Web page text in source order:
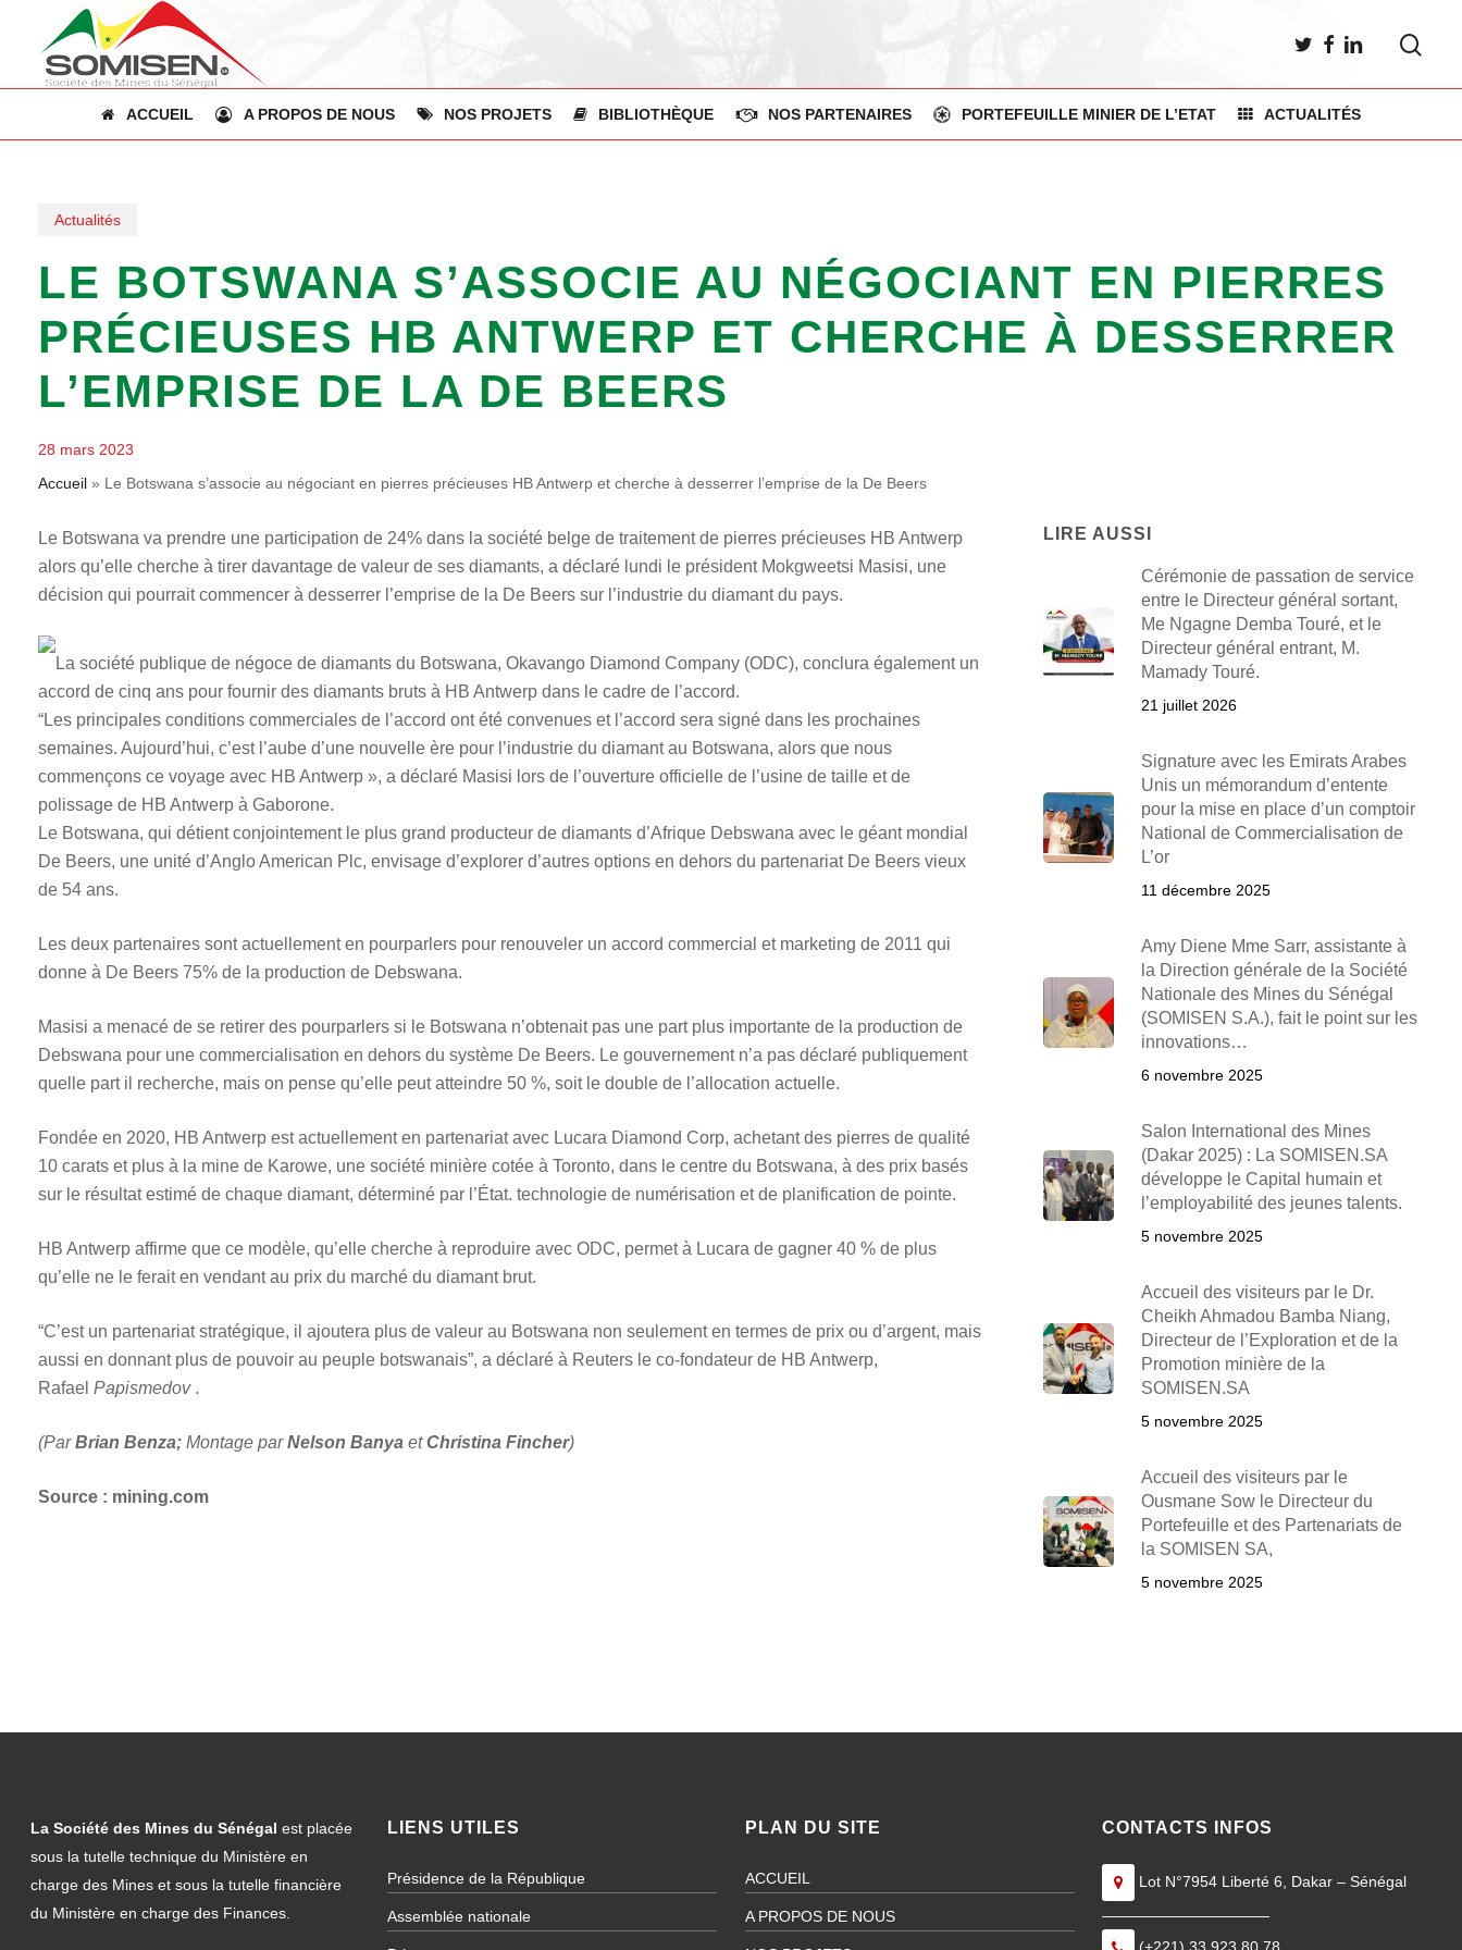
TWITTER
FACEBOOK
LINKEDIN
ACCUEIL A PROPOS DE NOUS NOS PROJETS BIBLIOTHÈQUE NOS PARTENAIRES PORTEFEUILLE MINIER DE L’ETAT ACTUALITÉS
Actualités
LE BOTSWANA S’ASSOCIE AU NÉGOCIANT EN PIERRES
PRÉCIEUSES HB ANTWERP ET CHERCHE À DESSERRER
L’EMPRISE DE LA DE BEERS
28 mars 2023
Accueil » Le Botswana s’associe au négociant en pierres précieuses HB Antwerp et cherche à desserrer l’emprise de la De Beers
Le Botswana va prendre une participation de 24% dans la société belge de traitement de pierres précieuses HB Antwerp
alors qu’elle cherche à tirer davantage de valeur de ses diamants, a déclaré lundi le président Mokgweetsi Masisi, une
décision qui pourrait commencer à desserrer l’emprise de la De Beers sur l’industrie du diamant du pays.
La société publique de négoce de diamants du Botswana, Okavango Diamond Company (ODC), conclura également un
accord de cinq ans pour fournir des diamants bruts à HB Antwerp dans le cadre de l’accord.
“Les principales conditions commerciales de l’accord ont été convenues et l’accord sera signé dans les prochaines
semaines. Aujourd’hui, c’est l’aube d’une nouvelle ère pour l’industrie du diamant au Botswana, alors que nous
commençons ce voyage avec HB Antwerp », a déclaré Masisi lors de l’ouverture officielle de l’usine de taille et de
polissage de HB Antwerp à Gaborone.
Le Botswana, qui détient conjointement le plus grand producteur de diamants d’Afrique Debswana avec le géant mondial
De Beers, une unité d’Anglo American Plc, envisage d’explorer d’autres options en dehors du partenariat De Beers vieux
de 54 ans.
Les deux partenaires sont actuellement en pourparlers pour renouveler un accord commercial et marketing de 2011 qui
donne à De Beers 75% de la production de Debswana.
Masisi a menacé de se retirer des pourparlers si le Botswana n’obtenait pas une part plus importante de la production de
Debswana pour une commercialisation en dehors du système De Beers. Le gouvernement n’a pas déclaré publiquement
quelle part il recherche, mais on pense qu’elle peut atteindre 50 %, soit le double de l’allocation actuelle.
Fondée en 2020, HB Antwerp est actuellement en partenariat avec Lucara Diamond Corp, achetant des pierres de qualité
10 carats et plus à la mine de Karowe, une société minière cotée à Toronto, dans le centre du Botswana, à des prix basés
sur le résultat estimé de chaque diamant, déterminé par l’État. technologie de numérisation et de planification de pointe.
HB Antwerp affirme que ce modèle, qu’elle cherche à reproduire avec ODC, permet à Lucara de gagner 40 % de plus
qu’elle ne le ferait en vendant au prix du marché du diamant brut.
“C’est un partenariat stratégique, il ajoutera plus de valeur au Botswana non seulement en termes de prix ou d’argent, mais
aussi en donnant plus de pouvoir au peuple botswanais”, a déclaré à Reuters le co-fondateur de HB Antwerp,
Rafael Papismedov.
(ParBrian Benza; Montage parNelson Banya etChristina Fincher)
Source : mining.com
LIRE AUSSI
Cérémonie de passation de service
entre le Directeur général sortant,
Me Ngagne Demba Touré, et le
Directeur général entrant, M.
Mamady Touré.
21 juillet 2026
Signature avec les Emirats Arabes
Unis un mémorandum d’entente
pour la mise en place d’un comptoir
National de Commercialisation de
L’or
11 décembre 2025
Amy Diene Mme Sarr, assistante à
la Direction générale de la Société
Nationale des Mines du Sénégal
(SOMISEN S.A.), fait le point sur les
innovations…
6 novembre 2025
Salon International des Mines
(Dakar 2025) : La SOMISEN.SA
développe le Capital humain et
l’employabilité des jeunes talents.
5 novembre 2025
Accueil des visiteurs par le Dr.
Cheikh Ahmadou Bamba Niang,
Directeur de l’Exploration et de la
Promotion minière de la
SOMISEN.SA
5 novembre 2025
Accueil des visiteurs par le
Ousmane Sow le Directeur du
Portefeuille et des Partenariats de
la SOMISEN SA,
5 novembre 2025
La Société des Mines du Sénégal est placée
sous la tutelle technique du Ministère en
charge des Mines et sous la tutelle financière
du Ministère en charge des Finances.
LIENS UTILES
Présidence de la République
Assemblée nationale
PLAN DU SITE
ACCUEIL
A PROPOS DE NOUS
CONTACTS INFOS
Lot N°7954 Liberté 6, Dakar – Sénégal
———————————
(+221) 33 923 80 78